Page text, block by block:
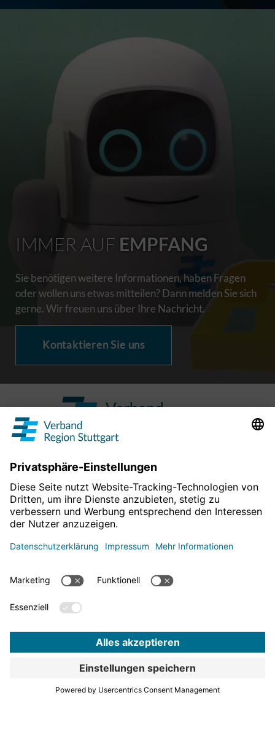
Für mehr News
hier entlang!
IMMER AUF EMPFANG
Sie benötigen weitere Informationen, haben Fragen
oder wollen uns etwas mitteilen? Dann melden Sie sich
gerne. Wir freuen uns über Ihre Nachricht.
Kontaktieren Sie uns
Verband
Verbandsstruktur
Karriere
Regionalplanung
Wirtschaftsförderung
Sport und Kultur